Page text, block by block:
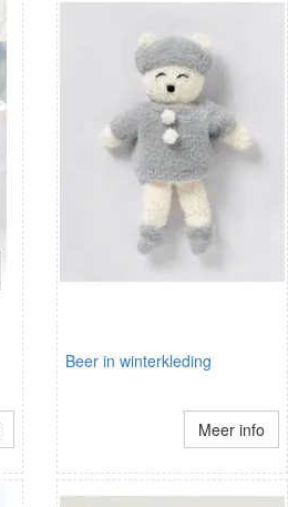
Beer in winterkleding
Meer info